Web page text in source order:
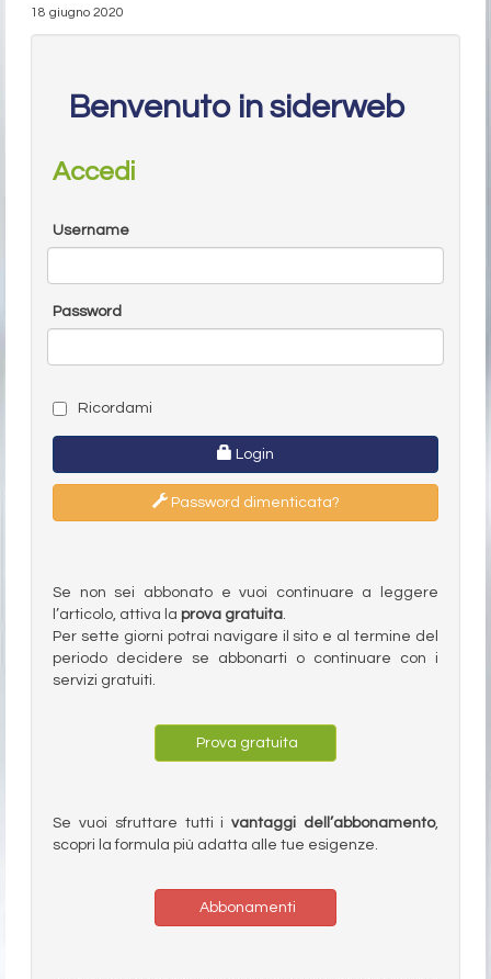
18 giugno 2020
Benvenuto in siderweb
Accedi
Username
Password
Ricordami
Login
Password dimenticata?
Se non sei abbonato e vuoi continuare a leggere
l’articolo, attiva la prova gratuita.
Per sette giorni potrai navigare il sito e al termine del
periodo decidere se abbonarti o continuare con i
servizi gratuiti.
Prova gratuita
Se vuoi sfruttare tutti ivantaggi dell’abbonamento,
scopri la formula più adatta alle tue esigenze.
Abbonamenti